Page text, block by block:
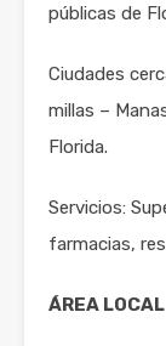
públicas de
Ciudades
millas –
Florida.
Servicios:
farmacias,
ÁREA LOCAL